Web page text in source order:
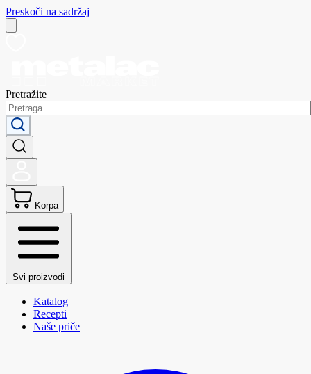
Preskoči na sadržaj
Pretražite
Korpa
Svi proizvodi
Katalog
Recepti
Naše priče